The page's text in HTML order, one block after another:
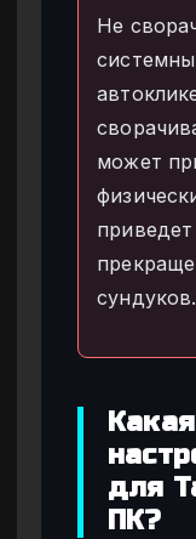
Не
может
сундуков.
для
ПК?